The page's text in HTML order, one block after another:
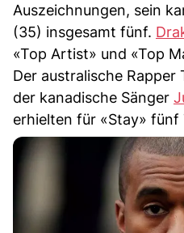
Auszeichnungen, sein
(35) insgesamt fünf.
«Top Artist» und «Top
Der australische Rapper
der kanadische Sänger
erhielten für «Stay» fünf